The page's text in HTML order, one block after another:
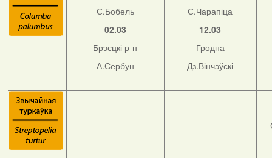
С.Бобель
02.03
Брэсцкі р-н
А.Сербун
С.Чарапіца
12.03
Гродна
Дз.Вінчэўскі